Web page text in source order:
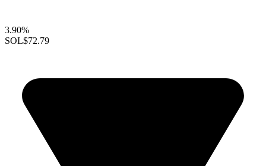
3.90%
SOL$72.79